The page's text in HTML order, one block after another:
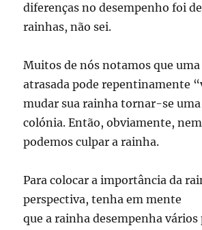
diferenças no desempenho foi
rainhas, não sei.
Muitos de nós notamos que
atrasada pode repentinamente
mudar sua rainha tornar-se
colónia. Então, obviamente,
podemos culpar a rainha.
Para colocar a importância da
perspectiva, tenha em mente
que a rainha desempenha vários